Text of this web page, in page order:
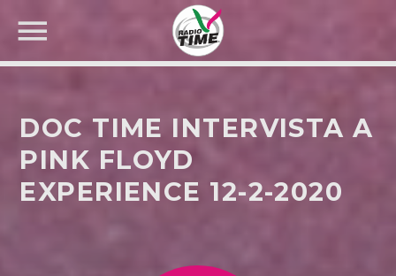
CERCA NEL SITO WEB:
DOC TIME INTERVISTA A
PINK FLOYD
EXPERIENCE 12-2-2020